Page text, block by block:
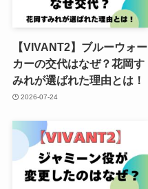
【VIVANT2】ブルーウォー
カーの交代はなぜ？花岡す
みれが選ばれた理由とは！
2026-07-24